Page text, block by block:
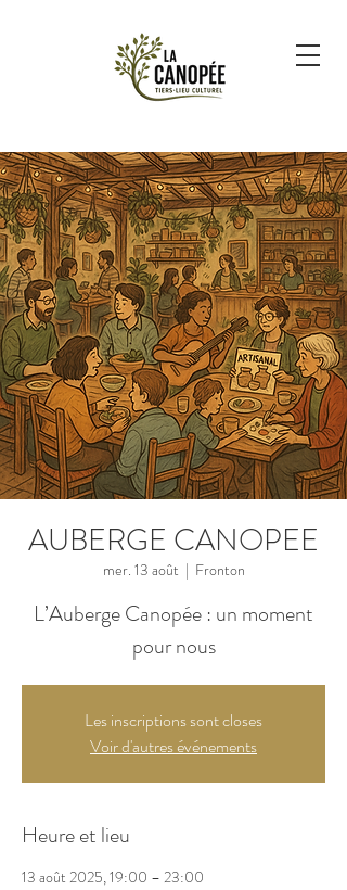
AUBERGE CANOPEE
mer. 13 août
  |
Fronton
L’Auberge Canopée : un moment
pour nous
Les inscriptions sont closes
Voir d'autres événements
Heure et lieu
13 août 2025, 19:00 – 23:00